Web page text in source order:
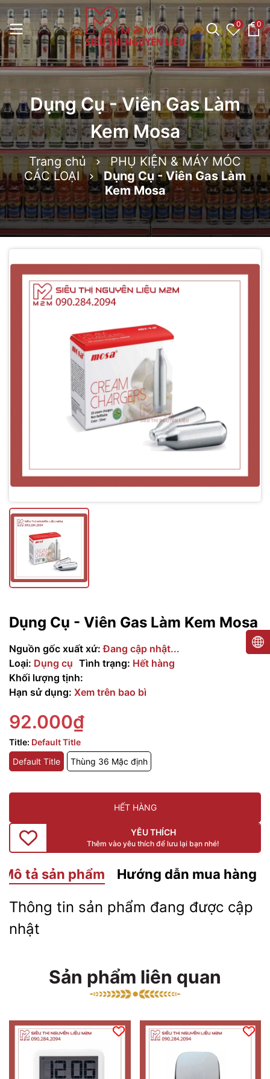
0 0
Dụng Cụ - Viên Gas Làm
Kem Mosa
Trang chủ
PHỤ KIỆN & MÁY MÓC
CÁC LOẠI
Dụng Cụ - Viên Gas Làm
Kem Mosa
Dụng Cụ - Viên Gas Làm Kem Mosa
Nguồn gốc xuất xứ: Đang cập nhật...
Loại: Dụng cụ Tình trạng: Hết hàng
Khối lượng tịnh:
Hạn sử dụng: Xem trên bao bì
92.000₫
Title: Default Title
Default Title
Thùng 36 Mặc định
HẾT HÀNG
YÊU THÍCH
Thêm vào yêu thích để lưu lại bạn nhé!
Mô tả sản phẩm Hướng dẫn mua hàng
Thông tin sản phẩm đang được cập
nhật
Sản phẩm liên quan